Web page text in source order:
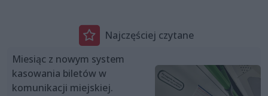
Najczęściej czytane
Miesiąc z nowym system
kasowania biletów w
komunikacji miejskiej.